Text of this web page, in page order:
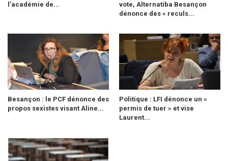
l’académie de...
vote, Alternatiba Besançon
dénonce des « reculs...
Besançon : le PCF dénonce des
propos sexistes visant Aline...
Politique : LFI dénonce un «
permis de tuer » et vise
Laurent...